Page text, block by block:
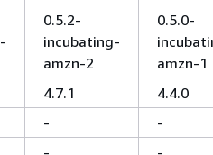
0.5.2-
incubating-
amzn-2
0.5.0-
amzn-1
4.7.1 4.4.0
- -